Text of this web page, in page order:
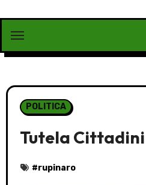
contenuto
POLITICA
Tutela
#rupinaro